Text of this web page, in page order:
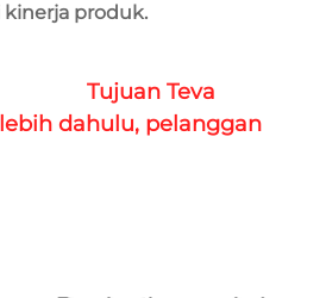
produk.
Tujuan Teva
dahulu, pelanggan